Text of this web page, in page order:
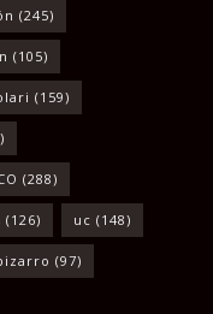
(245)
(105)
(159)
(288)
(126) uc (148)
(97)